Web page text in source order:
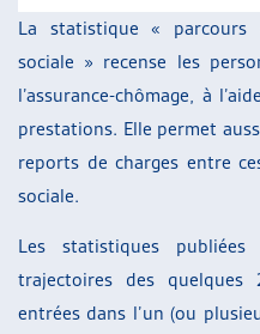
La statistique « parcours
sociale » recense les
l’assurance-chômage, à
prestations. Elle permet
reports de charges entre
sociale.
Les statistiques publiées
trajectoires des quelques
entrées dans l’un (ou